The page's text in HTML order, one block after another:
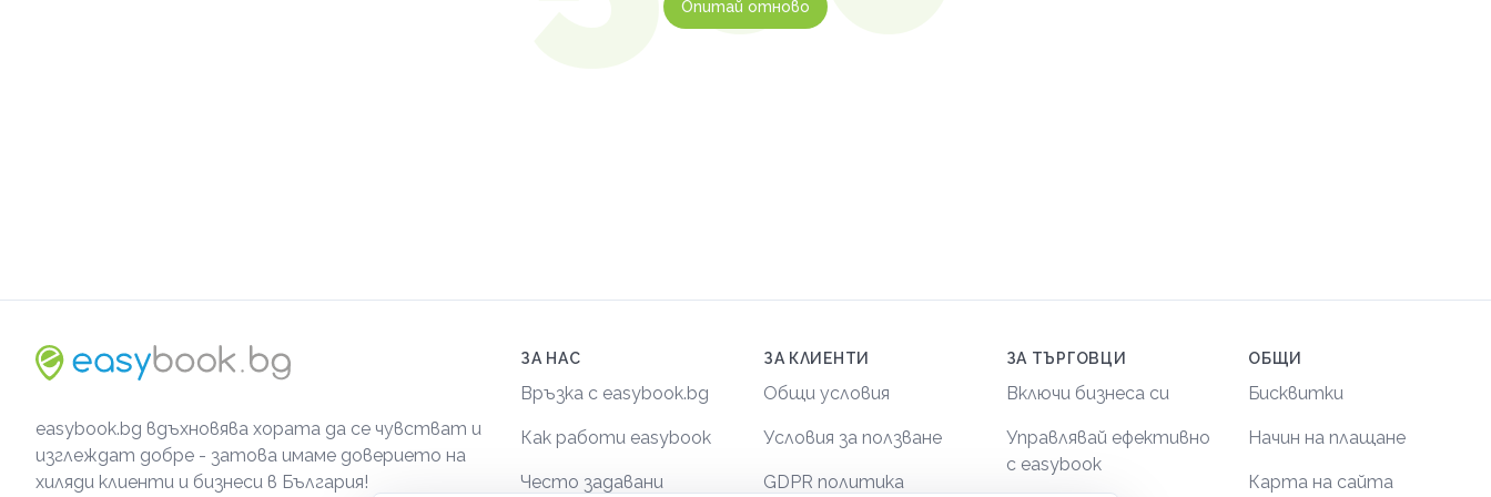
Опитай отново
easybook.bg вдъхновява хората да се чувстват и
изглеждат добре - затова имаме доверието на
хиляди клиенти и бизнеси в България!
ЗА НАС
Връзка с easybook.bg
Как работи easybook
Често задавани
ЗА КЛИЕНТИ
Общи условия
Условия за ползване
GDPR политика
ЗА ТЪРГОВЦИ
Включи бизнеса си
Управлявай ефективно
с easybook
ОБЩИ
Бисквитки
Начин на плащане
Карта на сайта